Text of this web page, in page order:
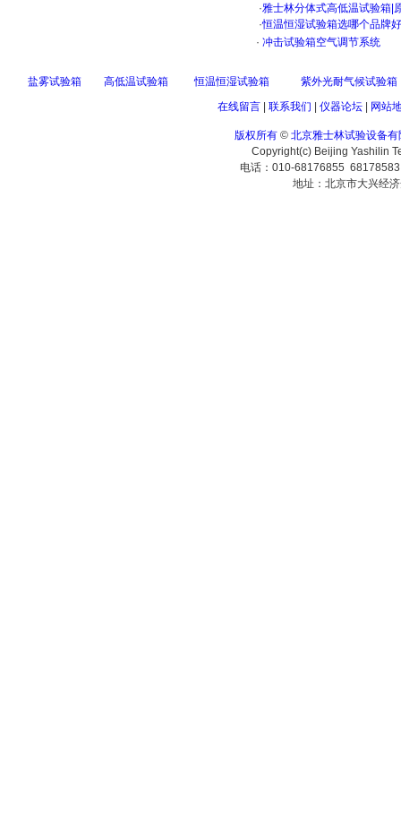
·雅士林分体式高低温试验箱|
·恒温恒湿试验箱选哪个品牌
· 冲击试验箱空气调节系统
盐雾试验箱 高低温试验箱 恒温恒湿试验箱
紫外光耐气候试验箱
在线留言| 联系我们 仪器论坛| 网站
版权所有 © 北京雅士林试验设备有
Copyright(c) Beijing Yashilin
电话：010-68176855
地址：北京市大兴经